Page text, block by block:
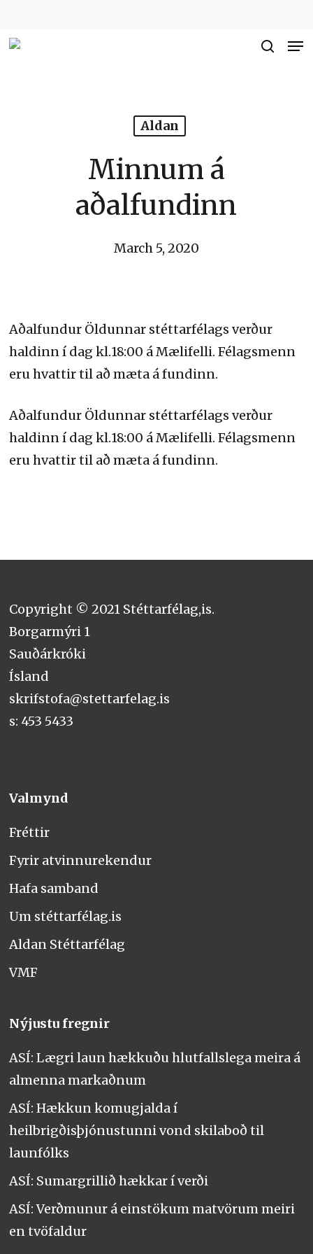
Aldan
Minnum á
aðalfundinn
March 5, 2020
Aðalfundur Öldunnar stéttarfélags verður
haldinn í dag kl.18:00 á Mælifelli. Félagsmenn
eru hvattir til að mæta á fundinn.
Aðalfundur Öldunnar stéttarfélags verður
haldinn í dag kl.18:00 á Mælifelli. Félagsmenn
eru hvattir til að mæta á fundinn.
Copyright © 2021 Stéttarfélag,is.
Borgarmýri 1
Sauðárkróki
Ísland
skrifstofa@stettarfelag.is
s: 453 5433
Valmynd
Fréttir
Fyrir atvinnurekendur
Hafa samband
Um stéttarfélag.is
Aldan Stéttarfélag
VMF
Nýjustu fregnir
ASÍ: Lægri laun hækkuðu hlutfallslega meira á
almenna markaðnum
ASÍ: Hækkun komugjalda í
heilbrigðisþjónustunni vond skilaboð til
launfólks
ASÍ: Sumargrillið hækkar í verði
ASÍ: Verðmunur á einstökum matvörum meiri
en tvöfaldur
Close